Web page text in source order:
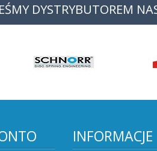
DYSTRYBUTOREM
INFORMACJE